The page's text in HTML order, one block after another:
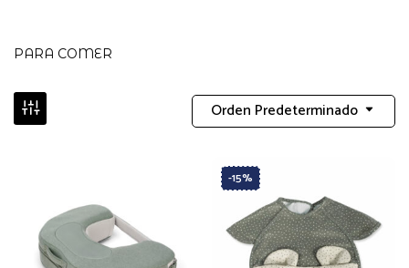
PARA COMER
Orden Predeterminado
-15%